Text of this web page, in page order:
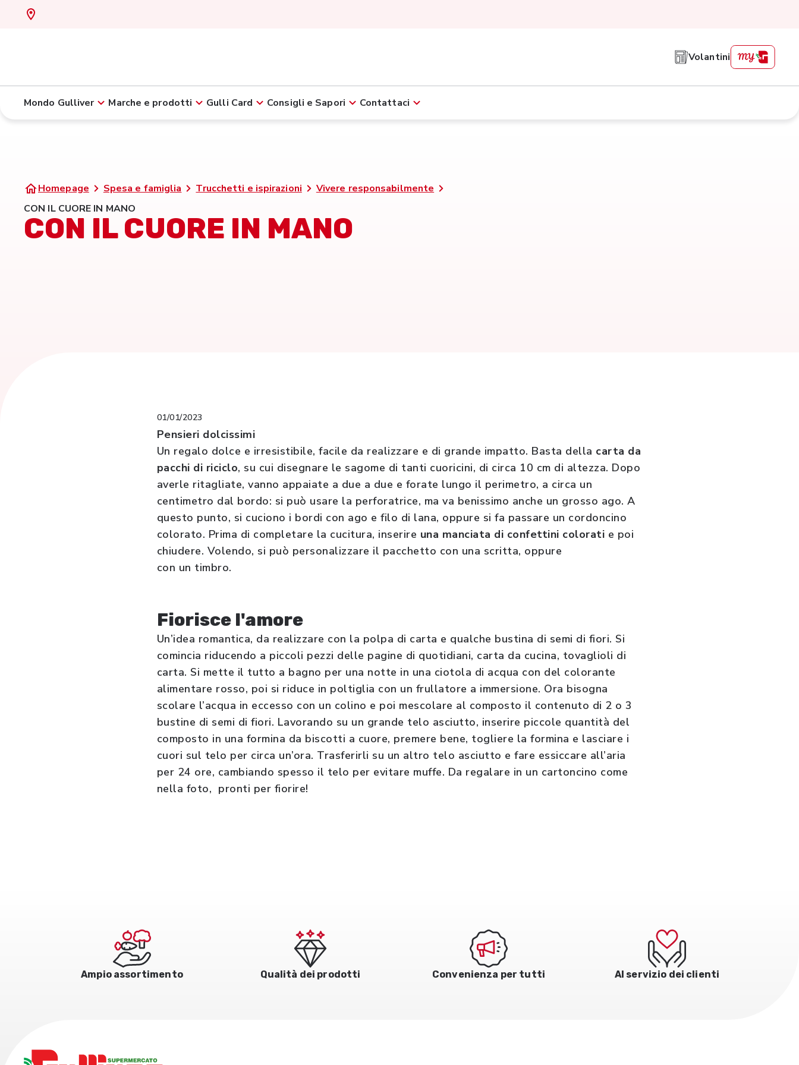
Volantini
Mondo Gulliver Marche e prodotti Gulli Card Consigli e Sapori Contattaci
Homepage Spesa e famiglia Trucchetti e ispirazioni
Vivere responsabilmente
CON IL CUORE IN MANO
CON IL CUORE IN MANO
01/01/2023
Pensieri dolcissimi
Un regalo dolce e irresistibile, facile da realizzare e di grande impatto. Basta della carta da
pacchi di riciclo, su cui disegnare le sagome di tanti cuoricini, di circa 10 cm di altezza. Dopo
averle ritagliate, vanno appaiate a due a due e forate lungo il perimetro, a circa un
centimetro dal bordo: si può usare la perforatrice, ma va benissimo anche un grosso ago. A
questo punto, si cuciono i bordi con ago e filo di lana, oppure si fa passare un cordoncino
colorato. Prima di completare la cucitura, inserire una manciata di confettini colorati e poi
chiudere. Volendo, si può personalizzare il pacchetto con una scritta, oppure
con un timbro.
Fiorisce l'amore
Un’idea romantica, da realizzare con la polpa di carta e qualche bustina di semi di fiori. Si
comincia riducendo a piccoli pezzi delle pagine di quotidiani, carta da cucina, tovaglioli di
carta. Si mette il tutto a bagno per una notte in una ciotola di acqua con del colorante
alimentare rosso, poi si riduce in poltiglia con un frullatore a immersione. Ora bisogna
scolare l’acqua in eccesso con un colino e poi mescolare al composto il contenuto di 2 o 3
bustine di semi di fiori. Lavorando su un grande telo asciutto, inserire piccole quantità del
composto in una formina da biscotti a cuore, premere bene, togliere la formina e lasciare i
cuori sul telo per circa un’ora. Trasferirli su un altro telo asciutto e fare essiccare all’aria
per 24 ore, cambiando spesso il telo per evitare muffe. Da regalare in un cartoncino come
nella foto, pronti per fiorire!
Ampio assortimento Qualità dei prodotti Convenienza per tutti Al servizio dei clienti